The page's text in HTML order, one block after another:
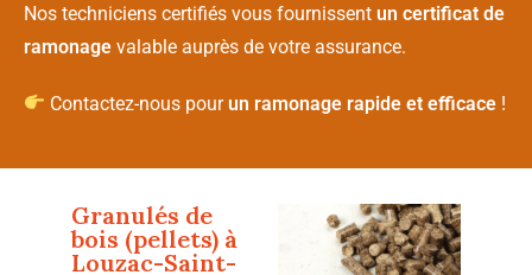
Nos techniciens certifiés vous fournissent un certificat de
ramonage valable auprès de votre assurance.
Contactez-nous pourun ramonage rapide et efficace !
Granulés de
bois (pellets) à
Louzac-Saint-